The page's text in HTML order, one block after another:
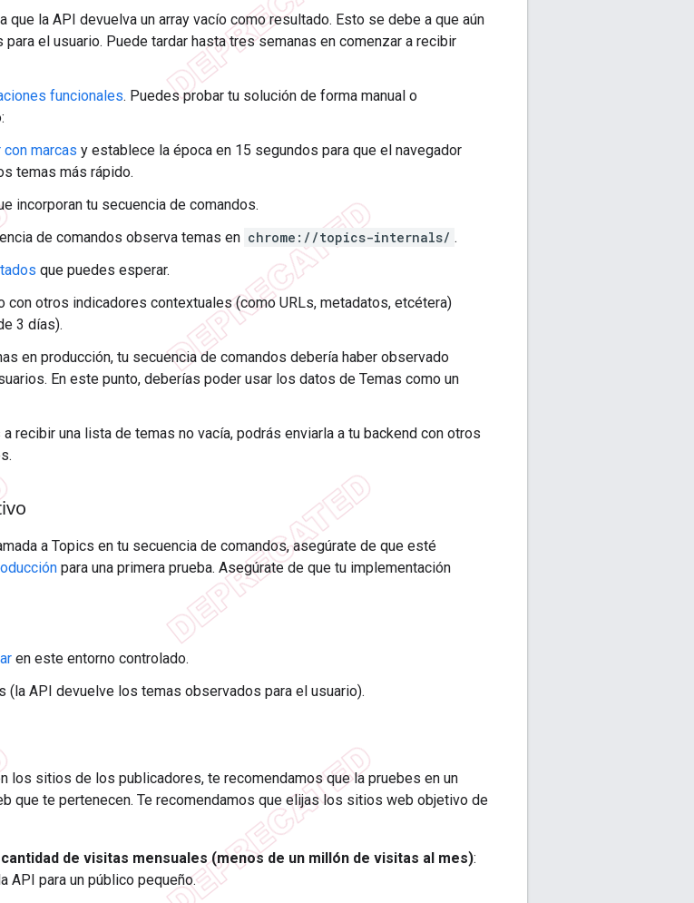
que la API devuelva un array vacío como resultado. Esto se debe a que aún
el usuario. Puede tardar hasta tres semanas en comenzar a recibir
funcionales. Puedes probar tu solución de forma manual o
marcas y establece la época en 15 segundos para que el navegador
temas más rápido.
incorporan tu secuencia de comandos.
de comandos observa temas en chrome://topics-internals/ .
que puedes esperar.
con otros indicadores contextuales (como URLs, metadatos, etcétera)
3 días).
en producción, tu secuencia de comandos debería haber observado
En este punto, deberías poder usar los datos de Temas como un
recibir una lista de temas no vacía, podrás enviarla a tu backend con otros
a Topics en tu secuencia de comandos, asegúrate de que esté
para una primera prueba. Asegúrate de que tu implementación
en este entorno controlado.
(la API devuelve los temas observados para el usuario).
los sitios de los publicadores, te recomendamos que la pruebes en un
que te pertenecen. Te recomendamos que elijas los sitios web objetivo de
de visitas mensuales (menos de un millón de visitas al mes):
API para un público pequeño.